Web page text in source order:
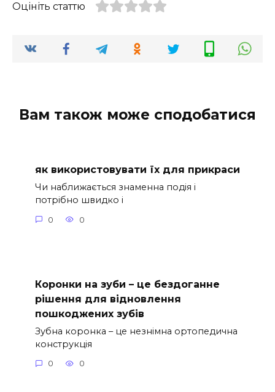
Оцініть статтю
Вам також може сподобатися
як використовувати їх для прикраси
Чи наближається знаменна подія і
потрібно швидко і
0 0
Коронки на зуби – це бездоганне
рішення для відновлення
пошкоджених зубів
Зубна коронка – це незнімна ортопедична
конструкція
0 0